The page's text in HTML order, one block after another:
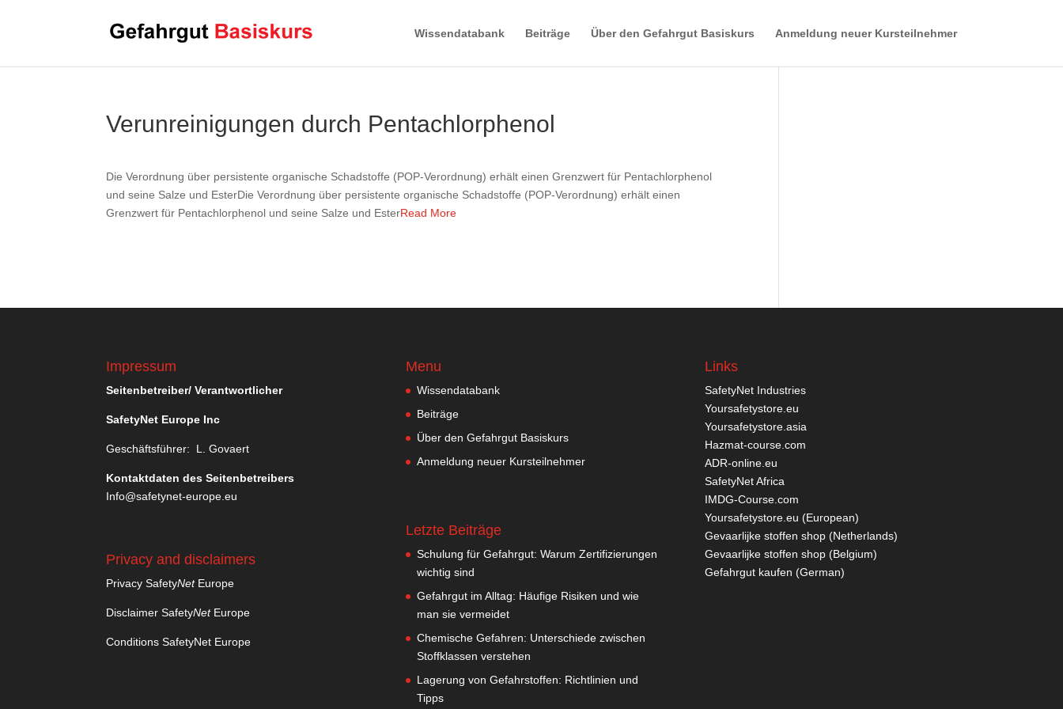
Wissendatabank Beiträge Über den Gefahrgut Basiskurs Anmeldung neuer Kursteilnehmer
Verunreinigungen durch Pentachlorphenol
Die Verordnung über persistente organische Schadstoffe (POP-Verordnung) erhält einen Grenzwert für Pentachlorphenol
und seine Salze und EsterDie Verordnung über persistente organische Schadstoffe (POP-Verordnung) erhält einen
Grenzwert für Pentachlorphenol und seine Salze und EsterRead More
Impressum
Seitenbetreiber/ Verantwortlicher
SafetyNet Europe Inc
Geschäftsführer: L. Govaert
Kontaktdaten des Seitenbetreibers
Info@safetynet-europe.eu
Privacy and disclaimers
Privacy SafetyNetEurope
Disclaimer SafetyNetEurope
Conditions SafetyNet Europe
Menu
Wissendatabank
Beiträge
Über den Gefahrgut Basiskurs
Anmeldung neuer Kursteilnehmer
Letzte Beiträge
Schulung für Gefahrgut: Warum Zertifizierungen
wichtig sind
Gefahrgut im Alltag: Häufige Risiken und wie
man sie vermeidet
Chemische Gefahren: Unterschiede zwischen
Stoffklassen verstehen
Lagerung von Gefahrstoffen: Richtlinien und
Tipps
Links
SafetyNet Industries
Yoursafetystore.eu
Yoursafetystore.asia
Hazmat-course.com
ADR-online.eu
SafetyNet Africa
IMDG-Course.com
Yoursafetystore.eu (European)
Gevaarlijke stoffen shop (Netherlands)
Gevaarlijke stoffen shop (Belgium)
Gefahrgut kaufen (German)